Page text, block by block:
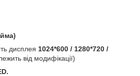
дисплея 1024*600 / 1280*720 /
від модифікації)